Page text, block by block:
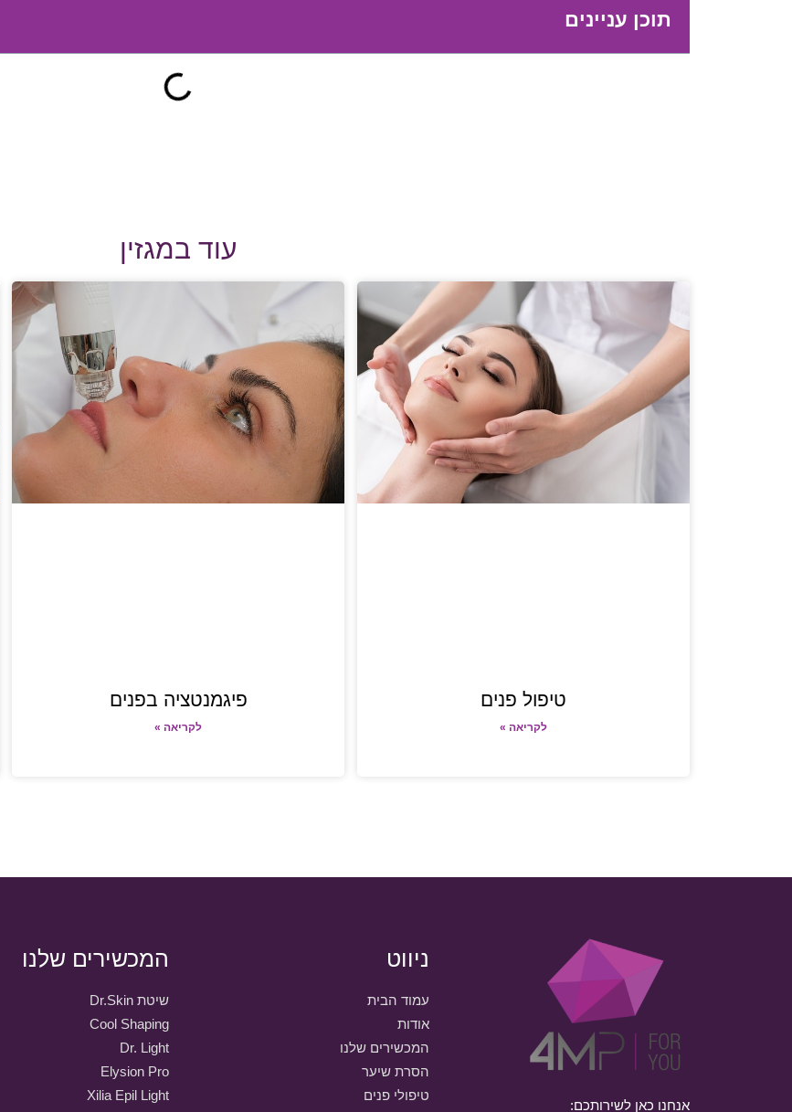
תוכן עניינים
עוד במגזין
טיפול פנים
לקריאה »
פיגמנטציה בפנים
לקריאה »
אנחנו כאן לשירותכם:
ניווט
עמוד הבית
אודות
המכשירים שלנו
הסרת שיער
טיפולי פנים
המכשירים שלנו
שיטת Dr.Skin
Cool Shaping
Dr. Light
Elysion Pro
Xilia Epil Light